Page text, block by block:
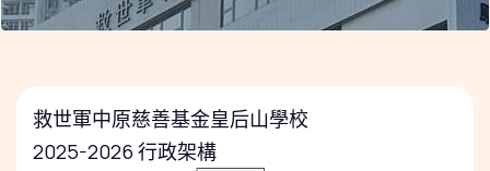
救世軍中原慈善基金皇后山學校
2025-2026 行政架構